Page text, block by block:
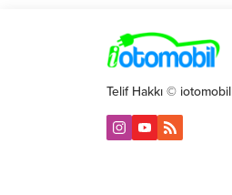
Telif Hakkı © iotomobil